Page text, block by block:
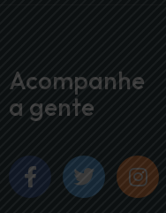
Acompanhe
a gente